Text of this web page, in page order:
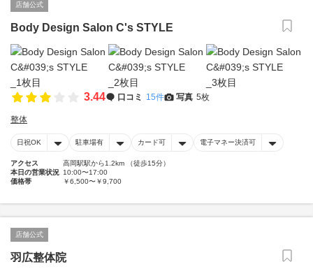
店舗公式
Body Design Salon C's STYLE
3.44 口コミ 15件 写真 5枚
整体
日祝OK 駐車場有 カード可 電子マネー決済可
アクセス
高岡駅駅から1.2km （徒歩15分）
本日の営業状況 10:00〜17:00
価格帯
￥6,500〜￥9,700
店舗公式
羽広整体院